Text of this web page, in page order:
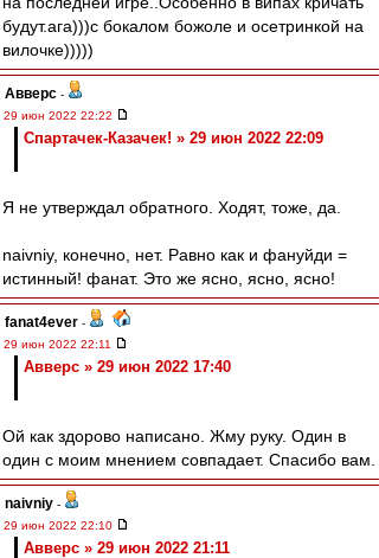
будут.ага)))с бокалом божоле и осетринкой на
вилочке)))))
Авверс -
29 июн 2022 22:22
Спартачек-Казачек! » 29 июн 2022 22:09
Я не утверждал обратного. Ходят, тоже, да.
naivniy, конечно, нет. Равно как и фануйди =
истинный! фанат. Это же ясно, ясно, ясно!
fanat4ever -
29 июн 2022 22:11
Авверс » 29 июн 2022 17:40
Ой как здорово написано. Жму руку. Один в
один с моим мнением совпадает. Спасибо вам.
naivniy -
29 июн 2022 22:10
Авверс » 29 июн 2022 21:11